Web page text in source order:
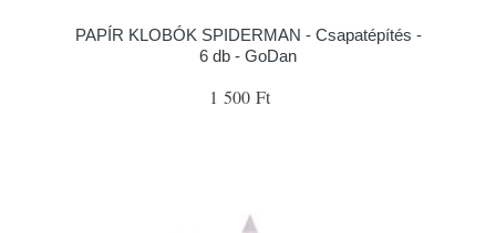
PAPÍR KLOBÓK SPIDERMAN - Csapatépítés -
6 db - GoDan
1 500 Ft